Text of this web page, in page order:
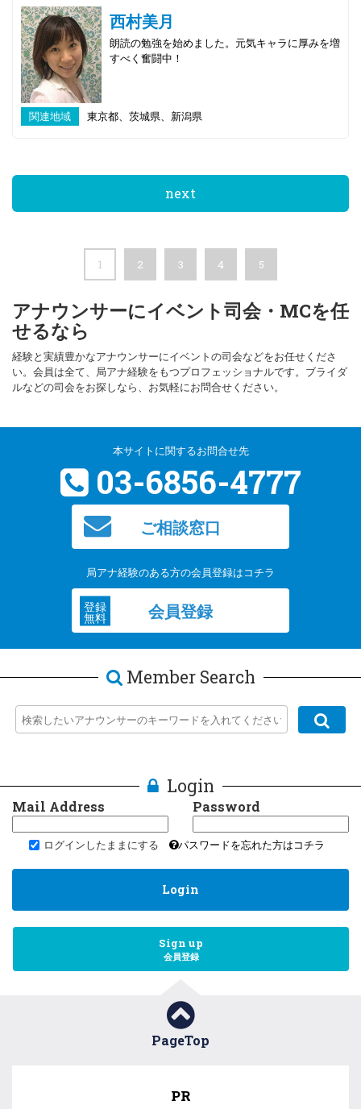
西村美月
朗読の勉強を始めました。元気キャラに厚みを増
すべく奮闘中！
関連地域 東京都、茨城県、新潟県
next
1 2 3 4 5
アナウンサーにイベント司会・MCを任
せるなら
経験と実績豊かなアナウンサーにイベントの司会などをお任せくださ
い。会員は全て、局アナ経験をもつプロフェッショナルです。ブライダ
ルなどの司会をお探しなら、お気軽にお問合せください。
本サイトに関するお問合せ先
03-6856-4777
ご相談窓口
局アナ経験のある方の会員登録はコチラ
登録
無料 会員登録
Member Search
Login
Mail Address Password
ログインしたままにする パスワードを忘れた方はコチラ
Login
Sign up
会員登録
PageTop
PR